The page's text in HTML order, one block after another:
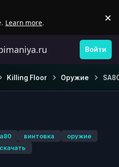
Learn more. ×
Войти
Killing Floor Оружие
винтовка
оружие
скачать